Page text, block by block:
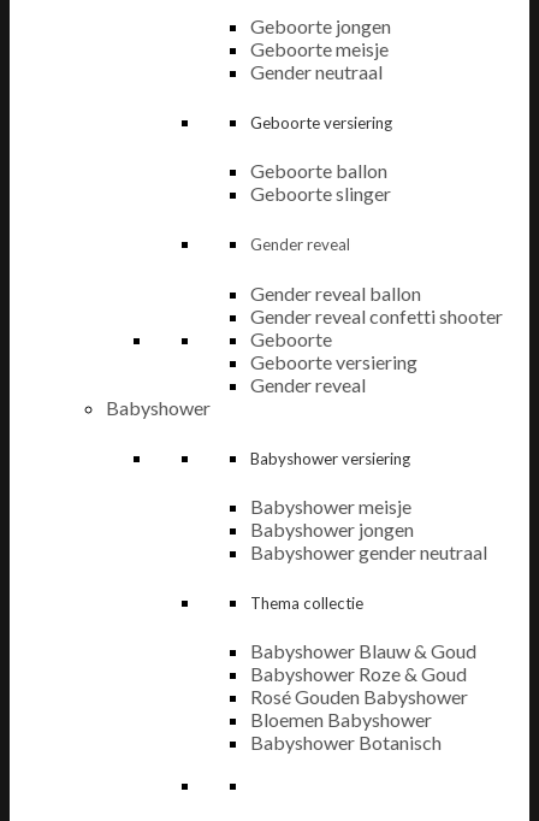
Geboorte jongen
Geboorte meisje
Gender neutraal
Geboorte versiering
Geboorte ballon
Geboorte slinger
Gender reveal
Gender reveal ballon
Gender reveal confetti shooter
Geboorte
Geboorte versiering
Gender reveal
Babyshower
Babyshower versiering
Babyshower meisje
Babyshower jongen
Babyshower gender neutraal
Thema collectie
Babyshower Blauw & Goud
Babyshower Roze & Goud
Rosé Gouden Babyshower
Bloemen Babyshower
Babyshower Botanisch